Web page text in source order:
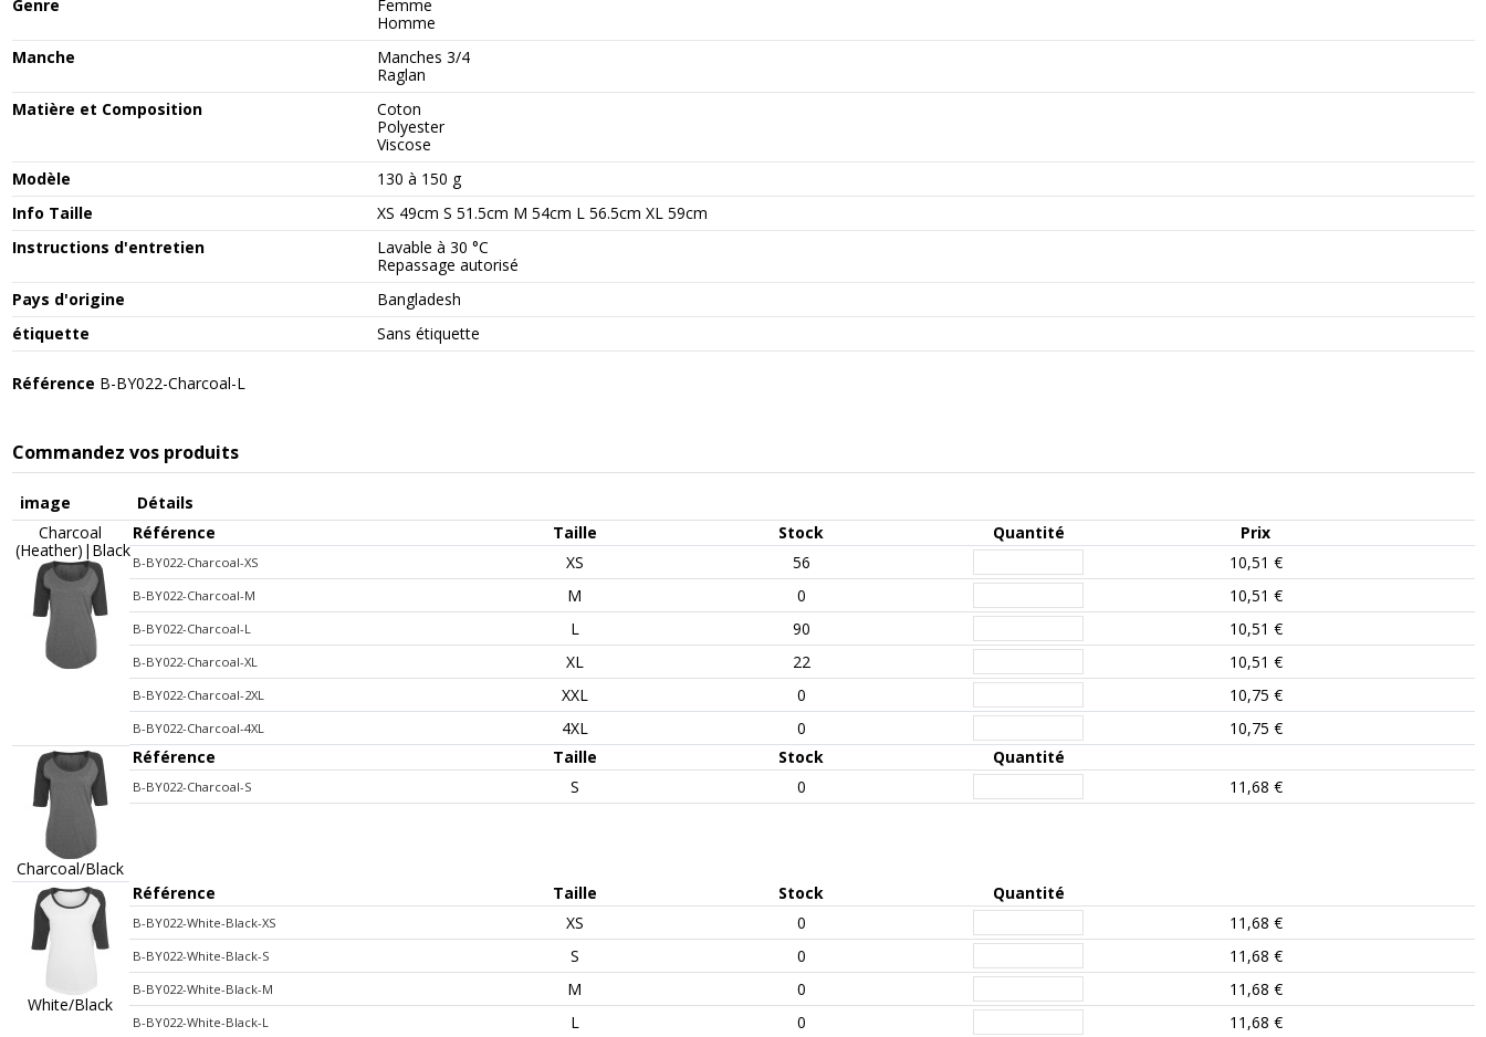
Genre
Femme
Homme
Manche
Manches 3/4
Raglan
Matière et Composition
Coton
Polyester
Viscose
Modèle
130 à 150 g
Info Taille
XS 49cm S 51.5cm M 54cm L 56.5cm XL 59cm
Instructions d'entretien
Lavable à 30 °C
Repassage autorisé
Pays d'origine
Bangladesh
étiquette
Sans étiquette
Référence B-BY022-Charcoal-L
Commandez vos produits
image
Détails
Charcoal
(Heather)|Black
Référence Taille Stock Quantité Prix
B-BY022-Charcoal-XS XS 56 10,51 €
B-BY022-Charcoal-M M 0 10,51 €
B-BY022-Charcoal-L L 90 10,51 €
B-BY022-Charcoal-XL XL 22 10,51 €
B-BY022-Charcoal-2XL XXL 0 10,75 €
B-BY022-Charcoal-4XL 4XL 0 10,75 €
Charcoal/Black
Référence Taille Stock Quantité
B-BY022-Charcoal-S S 0 11,68 €
White/Black
Référence Taille Stock Quantité
B-BY022-White-Black-XS XS 0 11,68 €
B-BY022-White-Black-S S 0 11,68 €
B-BY022-White-Black-M M 0 11,68 €
B-BY022-White-Black-L L 0 11,68 €